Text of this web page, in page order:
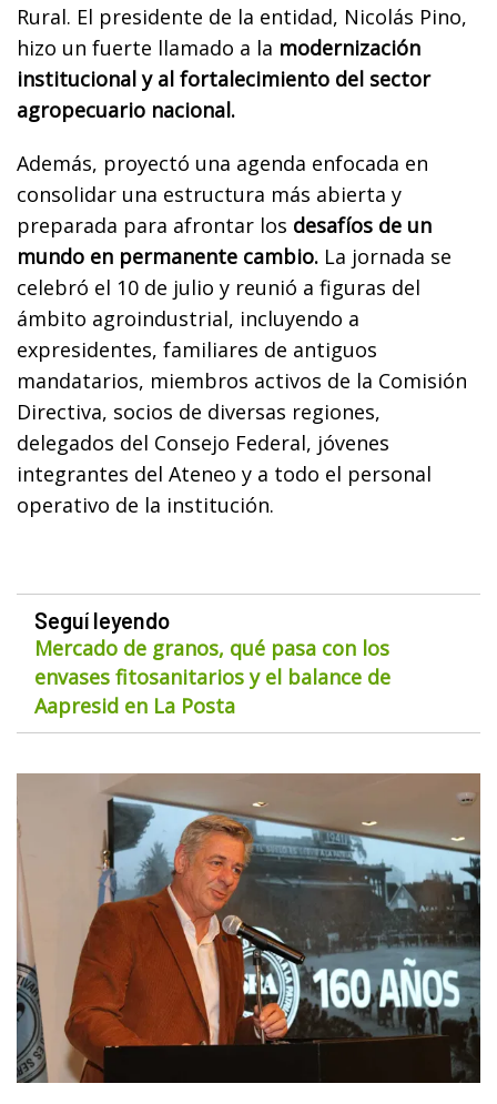
Rural. El presidente de la entidad, Nicolás Pino,
hizo un fuerte llamado a la modernización
institucional y al fortalecimiento del sector
agropecuario nacional.
Además, proyectó una agenda enfocada en
consolidar una estructura más abierta y
preparada para afrontar los desafíos de un
mundo en permanente cambio. La jornada se
celebró el 10 de julio y reunió a figuras del
ámbito agroindustrial, incluyendo a
expresidentes, familiares de antiguos
mandatarios, miembros activos de la Comisión
Directiva, socios de diversas regiones,
delegados del Consejo Federal, jóvenes
integrantes del Ateneo y a todo el personal
operativo de la institución.
Seguí leyendo
Mercado de granos, qué pasa con los
envases fitosanitarios y el balance de
Aapresid en La Posta